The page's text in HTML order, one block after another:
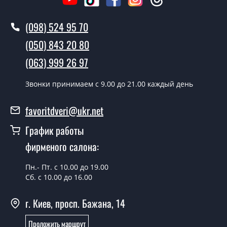
Вызов замерщика-консультанта стоит 500 грн.
Вы производите установку
межкомнатных дверей ТМ Фаворит?
Да производим. Монтаж межкомнатных дверей ТМ
Фаворит производится согласно очереди, во все дни
кроме воскресенья.
Techno-89-half?
Стоимость установки дверей Techno-89-half - от 1800
Можно на сегодня вызвать
замерщика?
У вас есть в наличии готовые
(098) 524 95 70
(050) 843 20 80
(063) 999 26 97
Звонки принимаем c 9.00 до 21.00 каждый день
favoritdveri@ukr.net
График работы
фирменого салона:
Пн.- Пт. с 10.00 до 19.00
Сб. с 10.00 до 16.00
г. Киев, просп. Бажана, 14
Проложить маршрут